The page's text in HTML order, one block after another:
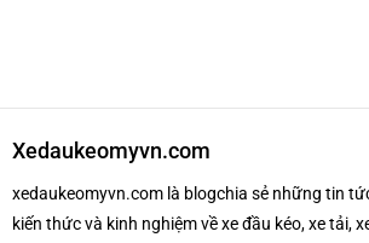
Xedaukeomyvn.com
xedaukeomyvn.com là blogchia sẻ những tin
kiến thức và kinh nghiệm về xe đầu kéo, xe tải,